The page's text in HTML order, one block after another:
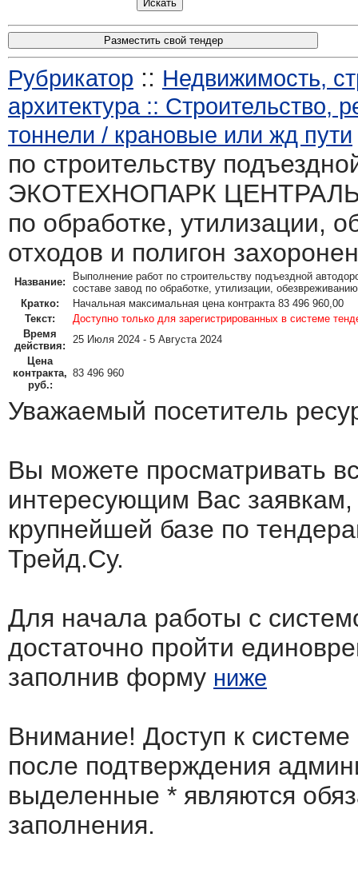
Разместить свой тендер
Рубрикатор :: Недвижимость,
архитектура :: Строительство,
тоннели / крановые или жд пути
по строительству
ЭКОТЕХНОПАРК
по обработке, утилизации,
отходов и полигон
Название:
Выполнение работ по строительству подъездной
составе завод по обработке, утилизации,
Кратко:
Начальная максимальная цена контракта 83 496 960,00
Текст:
Доступно только для зарегистрированных в системе
Время
действия:
25 Июля 2024 - 5 Августа 2024
Цена
контракта,
руб.:
83 496 960
Уважаемый посетитель
Вы можете просматривать
интересующим Вас
крупнейшей базе по
Трейд.Су.
Для начала работы с
достаточно пройти
заполнив форму ниже
Внимание! Доступ к
после подтверждения
выделенные * являются
заполнения.